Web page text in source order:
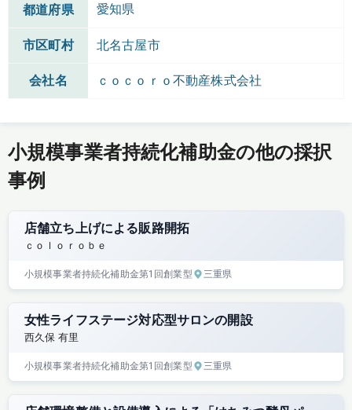
都道府県 愛知県
市区町村 北名古屋市
会社名 ｃｏｃｏｒｏ不動産株式会社
小規模事業者持続化補助金の他の採択
事例
店舗立ち上げによる販路開拓
ｃｏｌｏｒｏｂｅ
小規模事業者持続化補助金第1回創業型 三重県
女性ライフステージ対応型サロンの開設
西久保 有里
小規模事業者持続化補助金第1回創業型 三重県